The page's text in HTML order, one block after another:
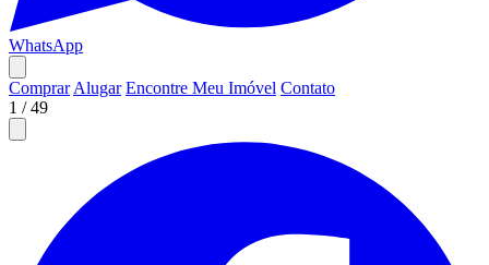
WhatsApp
Comprar Alugar Encontre Meu Imóvel Contato
1 /49